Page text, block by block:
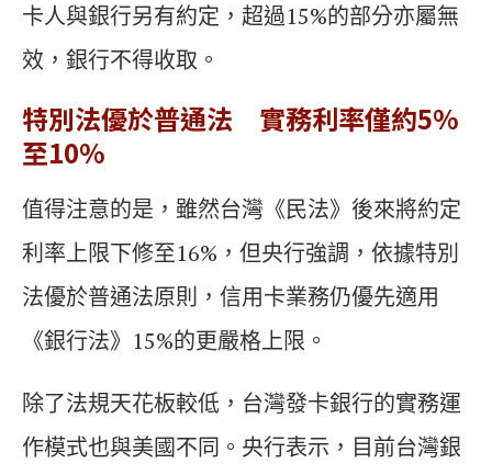
卡人與銀行另有約定，超過15%的部分亦屬無
效，銀行不得收取。
特別法優於普通法 實務利率僅約5%
至10%
值得注意的是，雖然台灣《民法》後來將約定
利率上限下修至16%，但央行強調，依據特別
法優於普通法原則，信用卡業務仍優先適用
《銀行法》15%的更嚴格上限。
除了法規天花板較低，台灣發卡銀行的實務運
作模式也與美國不同。央行表示，目前台灣銀